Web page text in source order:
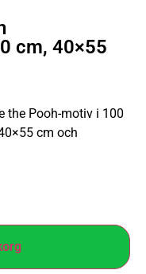
cm, 40×55
the Pooh-motiv i 100
cm och